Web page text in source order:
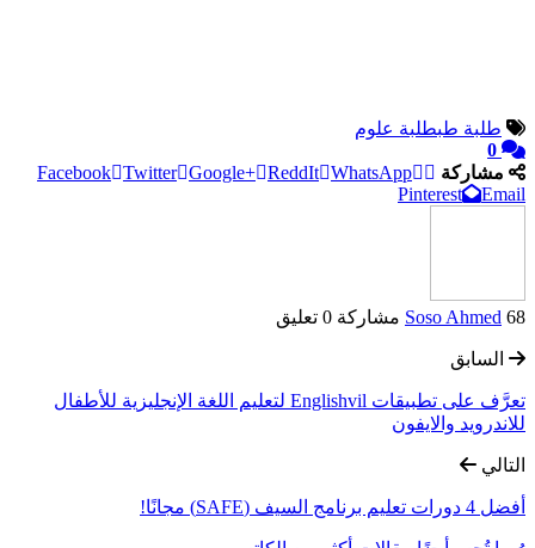
طلبة طبطلبة علوم
0
مشاركة
Facebook Twitter Google+ ReddIt WhatsApp
Pinterest
Email
Soso Ahmed 68 مشاركة 0 تعليق
السابق
تعرَّف على تطبيقات Englishvil لتعليم اللغة الإنجليزية للأطفال
للاندرويد والايفون
التالي
أفضل 4 دورات تعليم برنامج السيف (SAFE) مجانًا!